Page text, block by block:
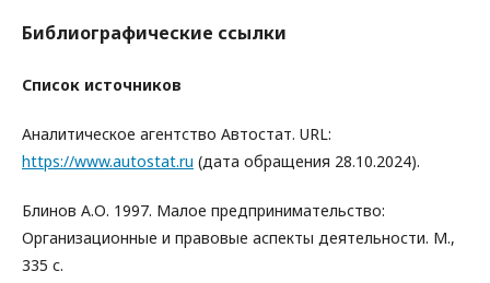
Библиографические ссылки
Список источников
Аналитическое агентство Автостат. URL:
https://www.autostat.ru (дата обращения 28.10.2024).
Блинов А.О. 1997. Малое предпринимательство:
Организационные и правовые аспекты деятельности. М.,
335 с.